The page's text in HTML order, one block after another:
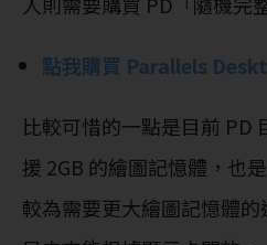
點我購買 Parallels
比較可惜的一點是目前 PD
援 2GB 的繪圖記憶體，也
較為需要更大繪圖記憶體